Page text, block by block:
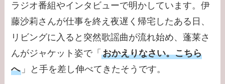
ラジオ番組やインタビューで明かしています。伊
藤沙莉さんが仕事を終え夜遅く帰宅したある日、
リビングに入ると突然歌謡曲が流れ始め、蓬莱さ
んがジャケット姿で「おかえりなさい。こちら
へ 」と手を差し伸べてきたそうです。